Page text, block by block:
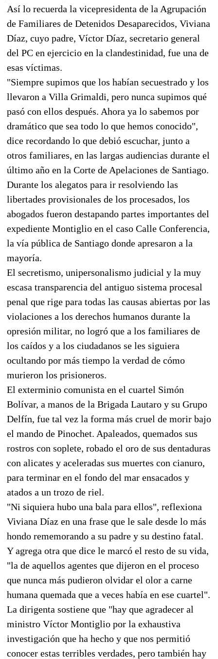
Así lo recuerda la vicepresidenta de la Agrupación
de Familiares de Detenidos Desaparecidos, Viviana
Díaz, cuyo padre, Víctor Díaz, secretario general
del PC en ejercicio en la clandestinidad, fue una de
esas víctimas.
"Siempre supimos que los habían secuestrado y los
llevaron a Villa Grimaldi, pero nunca supimos qué
pasó con ellos después. Ahora ya lo sabemos por
dramático que sea todo lo que hemos conocido",
dice recordando lo que debió escuchar, junto a
otros familiares, en las largas audiencias durante el
último año en la Corte de Apelaciones de Santiago.
Durante los alegatos para ir resolviendo las
libertades provisionales de los procesados, los
abogados fueron destapando partes importantes del
expediente Montiglio en el caso Calle Conferencia,
la vía pública de Santiago donde apresaron a la
mayoría.
El secretismo, unipersonalismo judicial y la muy
escasa transparencia del antiguo sistema procesal
penal que rige para todas las causas abiertas por las
violaciones a los derechos humanos durante la
opresión militar, no logró que a los familiares de
los caídos y a los ciudadanos se les siguiera
ocultando por más tiempo la verdad de cómo
murieron los prisioneros.
El exterminio comunista en el cuartel Simón
Bolívar, a manos de la Brigada Lautaro y su Grupo
Delfín, fue tal vez la forma más cruel de morir bajo
el mando de Pinochet. Apaleados, quemados sus
rostros con soplete, robado el oro de sus dentaduras
con alicates y aceleradas sus muertes con cianuro,
para terminar en el fondo del mar ensacados y
atados a un trozo de riel.
"Ni siquiera hubo una bala para ellos", reflexiona
Viviana Díaz en una frase que le sale desde lo más
hondo rememorando a su padre y su destino fatal.
Y agrega otra que dice le marcó el resto de su vida,
"la de aquellos agentes que dijeron en el proceso
que nunca más pudieron olvidar el olor a carne
humana quemada que a veces había en ese cuartel".
La dirigenta sostiene que "hay que agradecer al
ministro Víctor Montiglio por la exhaustiva
investigación que ha hecho y que nos permitió
conocer estas terribles verdades, pero también hay